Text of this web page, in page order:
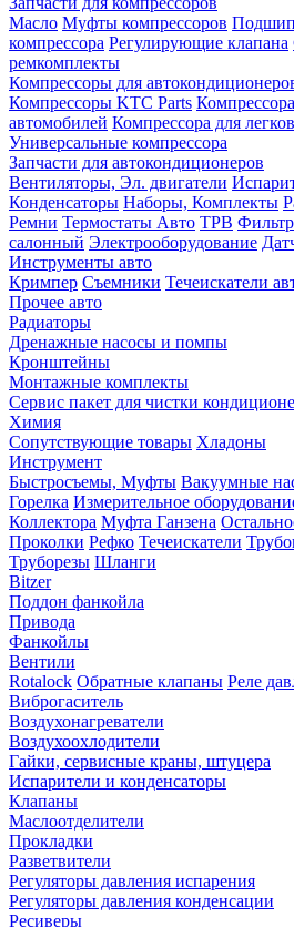
Масло Муфты компрессоров
компрессора Регулирующие клапана
ремкомплекты
Компрессоры для
Компрессоры KTC Parts
автомобилей Компрессора для
Универсальные компрессора
Запчасти для автокондиционеров
Вентиляторы, Эл. двигатели
Конденсаторы Наборы, Комплекты
Ремни Термостаты Авто ТРВ
салонный Электрооборудование
Инструменты авто
Кримпер Съемники Течеискатели
Прочее авто
Радиаторы
Дренажные насосы и помпы
Кронштейны
Монтажные комплекты
Сервис пакет для чистки
Химия
Сопутствующие товары Хладоны
Инструмент
Быстросъемы, Муфты Вакуумные
Горелка Измерительное
Коллектора Муфта Ганзена
Проколки Рефко Течеискатели
Труборезы Шланги
Bitzer
Поддон фанкойла
Привода
Фанкойлы
Вентили
Rotalock Обратные клапаны Реле
Виброгаситель
Воздухонагреватели
Воздухоохлодители
Гайки, сервисные краны, штуцера
Испарители и конденсаторы
Клапаны
Маслоотделители
Прокладки
Разветвители
Регуляторы давления испарения
Регуляторы давления конденсации
Ресиверы